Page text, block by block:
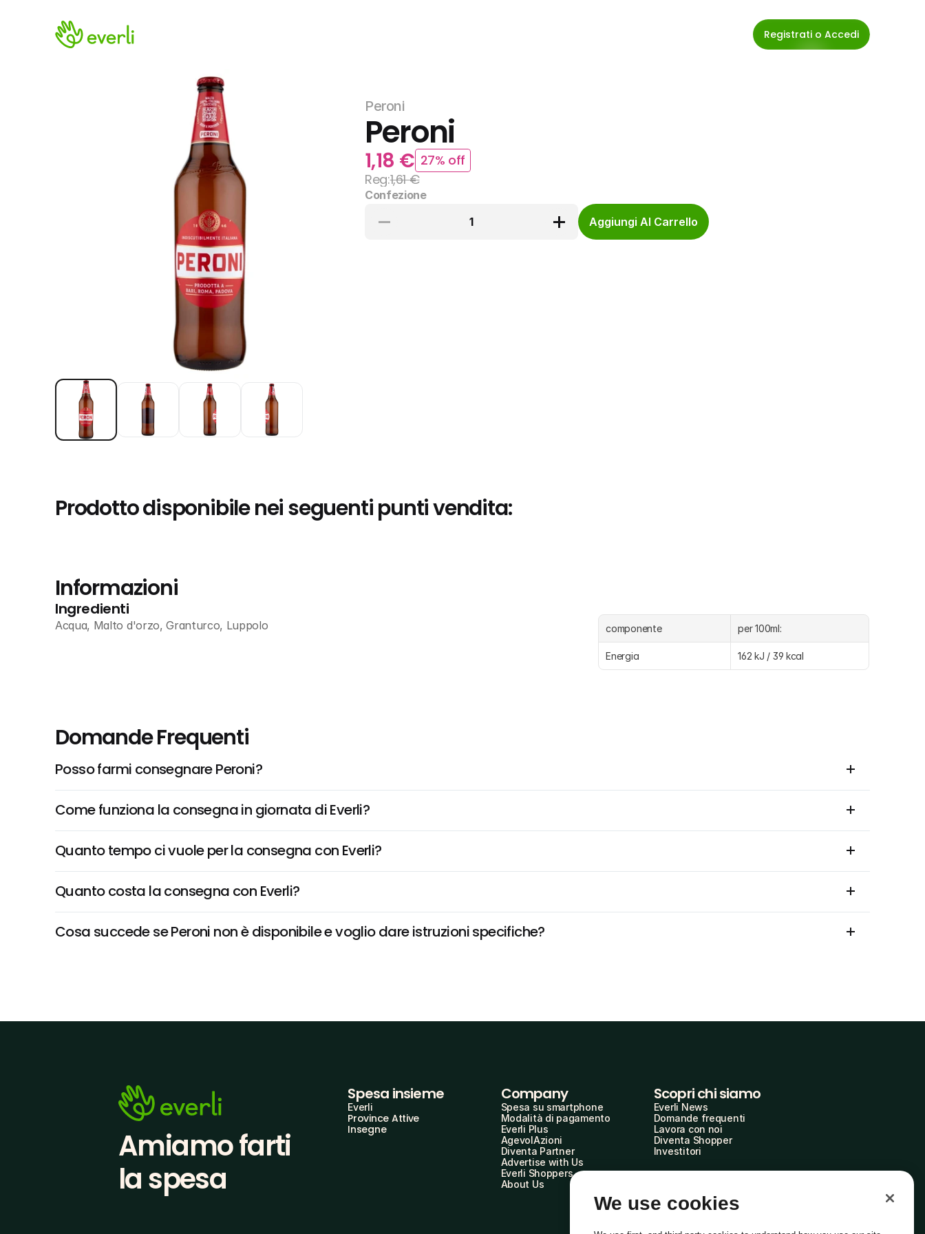
Registrati o Accedi
Peroni
Peroni
1,18 € 27% off
Reg:1,61 €
Confezione
1
Aggiungi Al Carrello
Prodotto disponibile nei seguenti punti vendita:
Informazioni
Ingredienti
Acqua, Malto d'orzo, Granturco, Luppolo componente per 100ml:
Energia 162 kJ / 39 kcal
Domande Frequenti
Posso farmi consegnare Peroni?
Come funziona la consegna in giornata di Everli?
Quanto tempo ci vuole per la consegna con Everli?
Quanto costa la consegna con Everli?
Cosa succede se Peroni non è disponibile e voglio dare istruzioni specifiche?
Amiamo farti
la spesa
Spesa insieme
Everli
Province Attive
Insegne
Company
Spesa su smartphone
Modalità di pagamento
Everli Plus
AgevolAzioni
Diventa Partner
Advertise with Us
Everli Shoppers
About Us
Scopri chi siamo
Everli News
Domande frequenti
Lavora con noi
Diventa Shopper
Investitori
We use cookies